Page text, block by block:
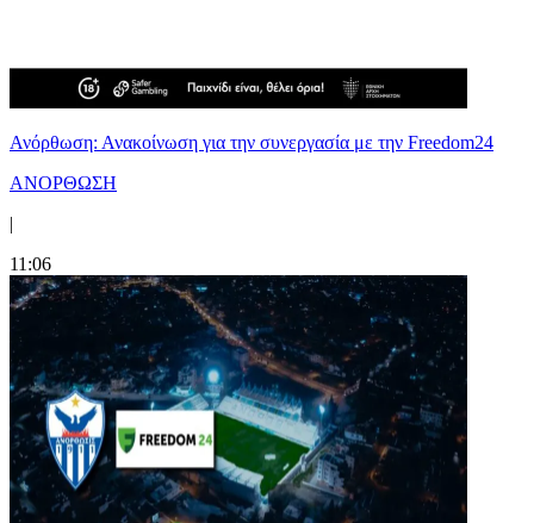
Ανόρθωση: Ανακοίνωση για την συνεργασία με την Freedom24
ΑΝΟΡΘΩΣΗ
|
11:06